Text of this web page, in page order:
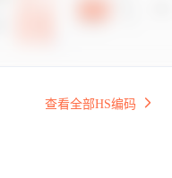
查看全部HS编码